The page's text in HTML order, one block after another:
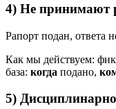
4) Не принимают
Рапорт подан, ответа
Как мы действуем:
база: когда подано,
5)